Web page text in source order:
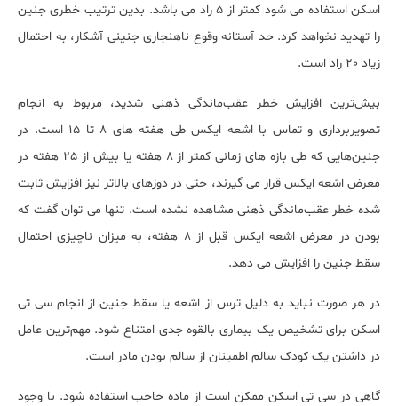
اسکن استفاده می شود کمتر از 5 راد می باشد. بدین ترتیب خطری جنین
را تهدید نخواهد کرد. حد آستانه وقوع ناهنجاری جنینی آشکار، به احتمال
زیاد 20 راد است.
بیش‌ترین افزایش خطر عقب‌ماندگی ذهنی شدید، مربوط به انجام
تصویربرداری و تماس با اشعه ایکس طی هفته های 8 تا 15 است. در
جنین‌هایی که طی بازه های زمانی کمتر از 8 هفته یا بیش از 25 هفته در
معرض اشعه ایکس قرار می گیرند، حتی در دوز‌های بالاتر نیز افزایش ثابت
شده خطر عقب‌ماندگی ذهنی مشاهده نشده است. تنها می توان گفت که
بودن در معرض اشعه ایکس قبل از 8 هفته، به میزان ناچیزی احتمال
سقط جنین را افزایش می دهد.
در هر صورت نباید به دلیل ترس از اشعه یا سقط جنین از انجام سی تی
اسکن برای تشخیص یک بیماری بالقوه جدی امتناع شود. مهم‌ترین عامل
در داشتن یک کودک سالم اطمینان از سالم بودن مادر است.
گاهی در سی تی اسکن ممکن است از ماده حاجب استفاده شود. با وجود